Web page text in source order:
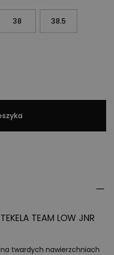
38 38.5
TEKELA TEAM LOW JNR
twardych nawierzchniach